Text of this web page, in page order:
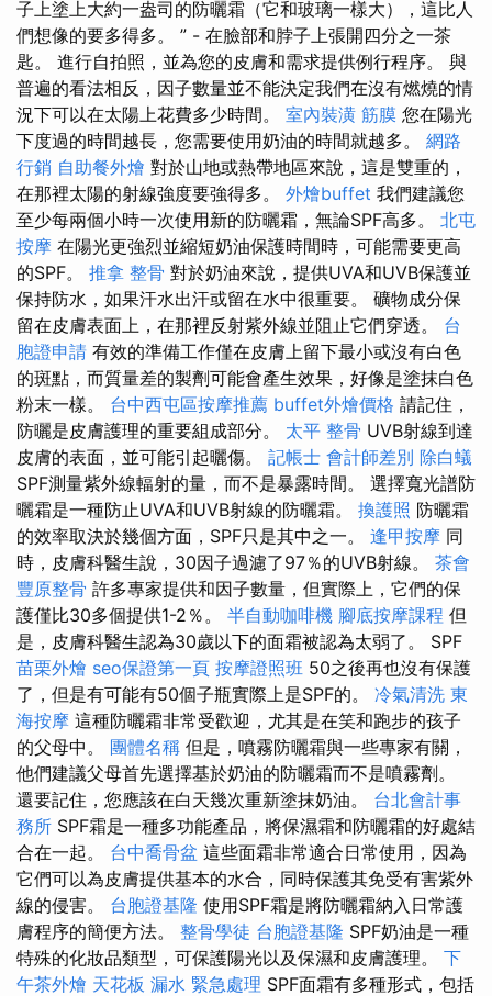
子上塗上大約一盎司的防曬霜（它和玻璃一樣大），這比人
們想像的要多得多。 ” - 在臉部和脖子上張開四分之一茶
匙。 進行自拍照，並為您的皮膚和需求提供例行程序。 與
普遍的看法相反，因子數量並不能決定我們在沒有燃燒的情
況下可以在太陽上花費多少時間。 室內裝潢 筋膜 您在陽光
下度過的時間越長，您需要使用奶油的時間就越多。 網路
行銷 自助餐外燴 對於山地或熱帶地區來說，這是雙重的，
在那裡太陽的射線強度要強得多。 外燴buffet 我們建議您
至少每兩個小時一次使用新的防曬霜，無論SPF高多。 北屯
按摩 在陽光更強烈並縮短奶油保護時間時，可能需要更高
的SPF。 推拿 整骨 對於奶油來說，提供UVA和UVB保護並
保持防水，如果汗水出汗或留在水中很重要。 礦物成分保
留在皮膚表面上，在那裡反射紫外線並阻止它們穿透。 台
胞證申請 有效的準備工作僅在皮膚上留下最小或沒有白色
的斑點，而質量差的製劑可能會產生效果，好像是塗抹白色
粉末一樣。 台中西屯區按摩推薦 buffet外燴價格 請記住，
防曬是皮膚護理的重要組成部分。 太平 整骨 UVB射線到達
皮膚的表面，並可能引起曬傷。 記帳士 會計師差別 除白蟻
SPF測量紫外線輻射的量，而不是暴露時間。 選擇寬光譜防
曬霜是一種防止UVA和UVB射線的防曬霜。 換護照 防曬霜
的效率取決於幾個方面，SPF只是其中之一。 逢甲按摩 同
時，皮膚科醫生說，30因子過濾了97％的UVB射線。 茶會
豐原整骨 許多專家提供和因子數量，但實際上，它們的保
護僅比30多個提供1-2％。 半自動咖啡機 腳底按摩課程 但
是，皮膚科醫生認為30歲以下的面霜被認為太弱了。 SPF
苗栗外燴 seo保證第一頁 按摩證照班 50之後再也沒有保護
了，但是有可能有50個子瓶實際上是SPF的。 冷氣清洗 東
海按摩 這種防曬霜非常受歡迎，尤其是在笑和跑步的孩子
的父母中。 團體名稱 但是，噴霧防曬霜與一些專家有關，
他們建議父母首先選擇基於奶油的防曬霜而不是噴霧劑。
還要記住，您應該在白天幾次重新塗抹奶油。 台北會計事
務所 SPF霜是一種多功能產品，將保濕霜和防曬霜的好處結
合在一起。 台中喬骨盆 這些面霜非常適合日常使用，因為
它們可以為皮膚提供基本的水合，同時保護其免受有害紫外
線的侵害。 台胞證基隆 使用SPF霜是將防曬霜納入日常護
膚程序的簡便方法。 整骨學徒 台胞證基隆 SPF奶油是一種
特殊的化妝品類型，可保護陽光以及保濕和皮膚護理。 下
午茶外燴 天花板 漏水 緊急處理 SPF面霜有多種形式，包括